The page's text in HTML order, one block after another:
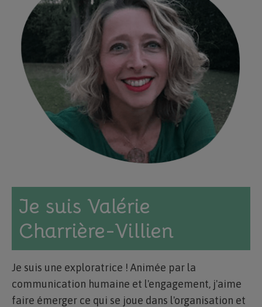
Je suis Valérie
Charrière-Villien
Je suis une exploratrice ! Animée par la
communication humaine et l'engagement, j'aime
faire émerger ce qui se joue dans l'organisation et